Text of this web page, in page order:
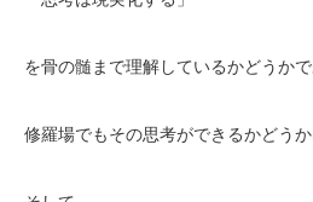
を骨の髄まで理解しているかどうかで
修羅場でもその思考ができるかどうか